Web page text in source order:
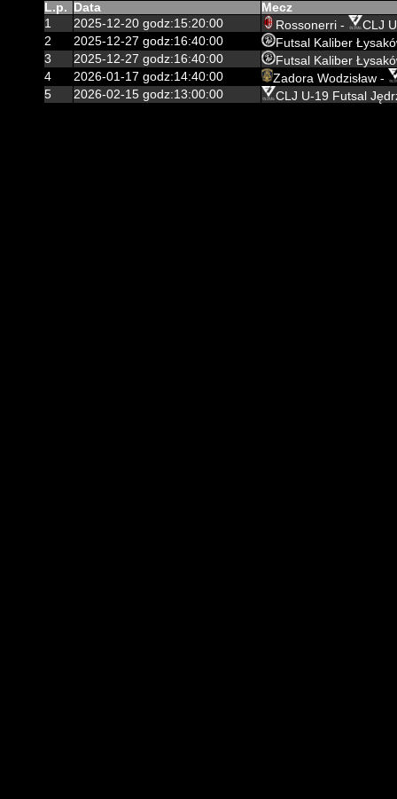
L.p. Data
Mecz
1
2025-12-20 godz:15:20:00 Rossonerri -
CLJ
2
2025-12-27 godz:16:40:00
Futsal Kaliber
3
2025-12-27 godz:16:40:00
Futsal Kaliber
4
2026-01-17 godz:14:40:00
Zadora Wodzisław -
5
2026-02-15 godz:13:00:00 CLJ U-19 Futsal